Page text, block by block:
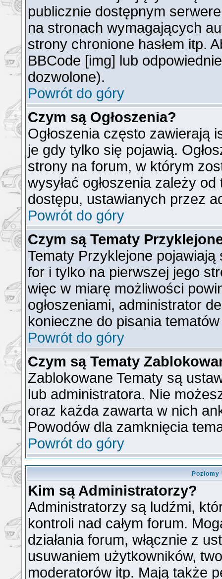
publicznie dostępnym
na stronach wymagających
strony chronione hasłem itp.
BBCode [img] lub
dozwolone).
Powrót do góry
Czym są Ogłoszenia?
Ogłoszenia często zawierają
je gdy tylko się pojawią.
strony na forum, w którym
wysyłać ogłoszenia zależy
dostępu, ustawianych przez
Powrót do góry
Czym są Tematy
Tematy Przyklejone pojawiają
for i tylko na pierwszej jego
więc w miarę możliwości
ogłoszeniami, administrator
konieczne do pisania
Powrót do góry
Czym są Tematy
Zablokowane Tematy są
lub administratora. Nie
oraz każda zawarta w nich
Powodów dla zamknięcia
Powrót do góry
Kim są Administratorzy?
Administratorzy są ludźmi,
kontroli nad całym forum.
działania forum, włącznie z
usuwaniem użytkowników,
moderatorów itp. Mają także